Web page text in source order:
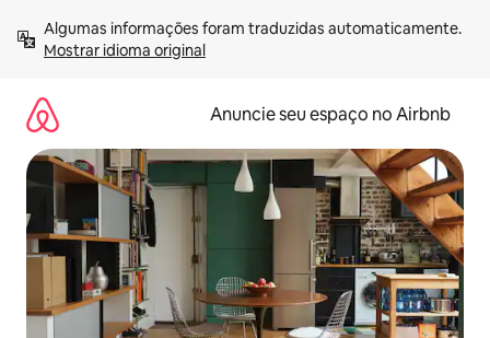
para
Mostrar idioma original
Anuncie seu espaço no Airbnb